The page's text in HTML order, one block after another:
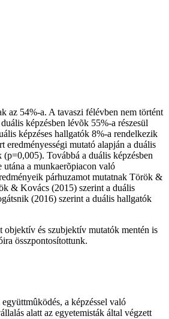
az 54%-a. A tavaszi félévben nem történt
képzésben lévõk 55%-a részesül
képzéses hallgatók 8%-a rendelkezik
mutató alapján a duális
Továbbá a duális képzésben
utána a munkaerõpiacon való
párhuzamot mutatnak Török &
& Kovács (2015) szerint a duális
(2016) szerint a duális hallgatók
objektív és szubjektív mutatók mentén is
összpontosítottunk.
a képzéssel való
alatt az egyetemisták által végzett